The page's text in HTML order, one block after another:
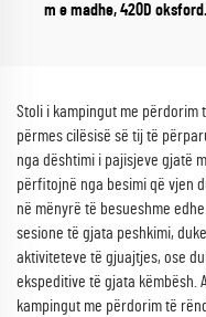
m e madhe, 420D oksford
Stoli i kampingut me përdorim
përmes cilësisë së tij të
nga dështimi i pajisjeve gjatë
përfitojnë nga besimi që vjen
në mënyrë të besueshme
sesione të gjata peshkimi,
aktiviteteve të gjuajtjes, ose
ekspeditive të gjata këmbësh.
kampingut me përdorim të